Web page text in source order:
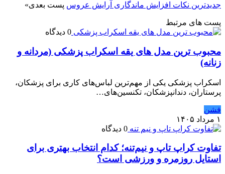
جدیدترین نکات افزایش ماندگاری آرایش عروس پست بعدی»
پست های مرتبط
0 دیدگاه
محبوب ترین مدل های یقه اسکراب پزشکی (مردانه و
زنانه)
اسکراب پزشکی یکی از مهم‌ترین لباس‌های کاری برای پزشکان،
پرستاران، دندانپزشکان، تکنسین‌های…
فشن
۱ مرداد ۱۴۰۵
0 دیدگاه
تفاوت کراپ تاپ و نیم‌تنه؛ کدام انتخاب بهتری برای
استایل روزمره و ورزشی است؟